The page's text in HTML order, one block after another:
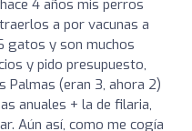
4 años mis perros
a por vacunas a
gatos y son muchos
y pido presupuesto,
Palmas (eran 3, ahora 2)
anuales + la de filaria,
Aún así, como me cogía